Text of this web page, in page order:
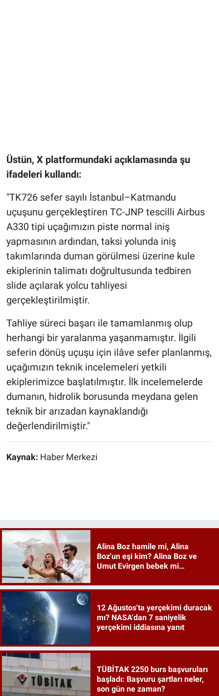
Üstün, X platformundaki açıklamasında şu
ifadeleri kullandı:
"TK726 sefer sayılı İstanbul–Katmandu
uçuşunu gerçekleştiren TC-JNP tescilli Airbus
A330 tipi uçağımızın piste normal iniş
yapmasının ardından, taksi yolunda iniş
takımlarında duman görülmesi üzerine kule
ekiplerinin talimatı doğrultusunda tedbiren
slide açılarak yolcu tahliyesi
gerçekleştirilmiştir.
Tahliye süreci başarı ile tamamlanmış olup
herhangi bir yaralanma yaşanmamıştır. İlgili
seferin dönüş uçuşu için ilâve sefer planlanmış,
uçağımızın teknik incelemeleri yetkili
ekiplerimizce başlatılmıştır. İlk incelemelerde
dumanın, hidrolik borusunda meydana gelen
teknik bir arızadan kaynaklandığı
değerlendirilmiştir."
Kaynak: Haber Merkezi
Alina Boz hamile mi, Alina
Boz'un eşi kim? Alina Boz ve
Umut Evirgen bebek mi
12 Ağustos'ta yerçekimi duracak
mı? NASA'dan 7 saniyelik
yerçekimi iddiasına yanıt
TÜBİTAK 2250 burs başvuruları
başladı: Başvuru şartları neler,
son gün ne zaman?